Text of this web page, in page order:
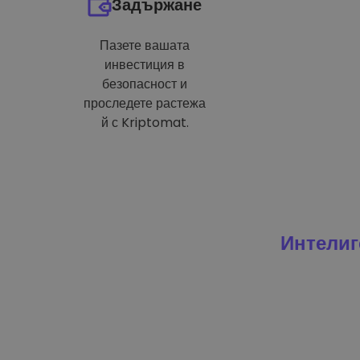
Задържане
Пазете вашата
инвестиция в
безопасност и
проследете растежа
й с Kriptomat.